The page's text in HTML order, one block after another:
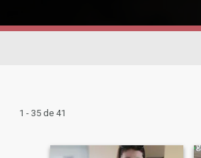
1 - 35 de 41